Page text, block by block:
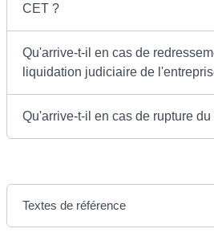
CET ?
Qu'arrive-t-il en cas de
liquidation judiciaire de
Qu'arrive-t-il en cas de rupture du
Textes de référence